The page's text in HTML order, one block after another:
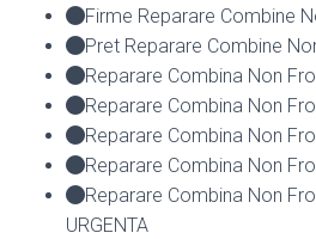
Firme Reparare Combine
Pret Reparare Combine
Reparare Combina Non
Reparare Combina Non
Reparare Combina Non
Reparare Combina Non
Reparare Combina Non
URGENTA